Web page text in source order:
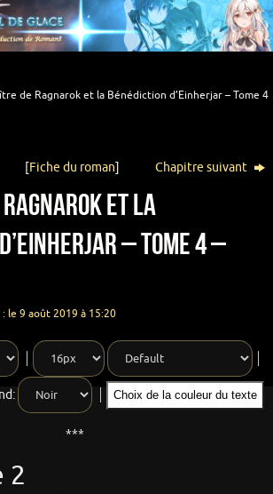
de Ragnarok et la Bénédiction d’Einherjar – Tome 4
[Fiche du roman] Chapitre suivant
et la
– Tome 4 –
le 9 août 2019 à 15:20
Choix de la couleur du texte
***
2